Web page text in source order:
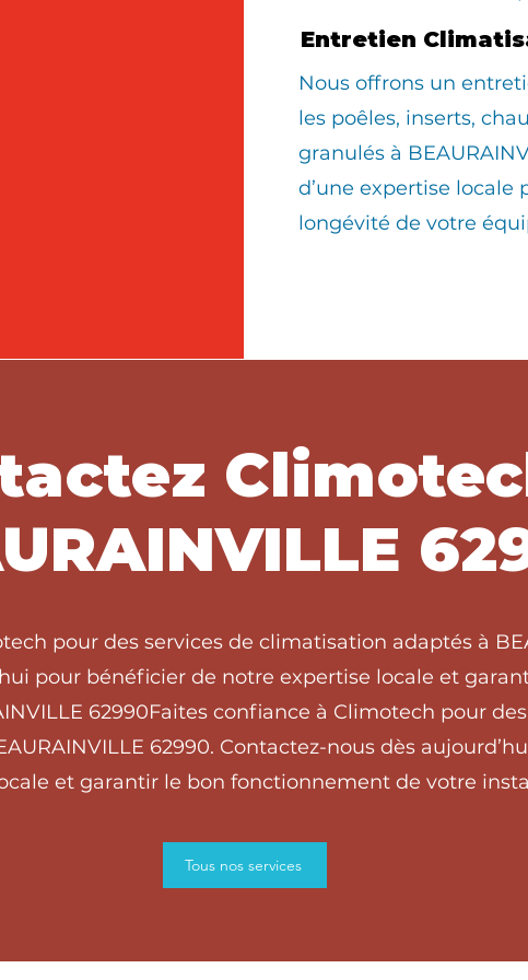
Entretien
Nous offrons un
les poêles, inserts,
granulés à
d’une expertise locale
longévité de votre
pour des services de climatisation adaptés à
pour bénéficier de notre expertise locale et
62990Faites confiance à Climotech pour
62990. Contactez-nous dès
et garantir le bon fonctionnement de votre
Tous nos services